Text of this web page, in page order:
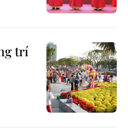
trí